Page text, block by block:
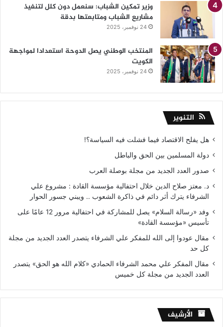
وزير تمكين الشباب: سنعمل دون كلل لتنفيذ
مشاريع الشباب ومتابعتها بدقة
24 نوفمبر، 2025
المنتخب الوطني يصل الدوحة استعدادا لمواجهة
الكويت
24 نوفمبر، 2025
التنوير
هل يفلح الاقتصاد فيما فشلت فيه السياسة؟!
دولة المسلمين بين الحق والباطل
صدور العدد الجديد من مجلة بوصلة العرب
د. معتز صلاح الدين خلال احتفالية مؤسسة القادة : مشروع علي
الشرفاء يترك أثر دائم في ذاكرة الشعوب .. ويبني جسور الحوار
وفد «رسالة السلام» يصل للمشاركة في احتفالية مرور 12 عامًا على
تأسيس «مؤسسة القادة»
مقال عودوا إلى الله للمفكر علي الشرفاء يتصدر العدد الجديد من مجلة
كل حد
مقال المفكر علي محمد الشرفاء الحمادي «كلام الله هو الحق» يتصدر
العدد الجديد من مجلة كل خميس
الأرشيف الأرشيف